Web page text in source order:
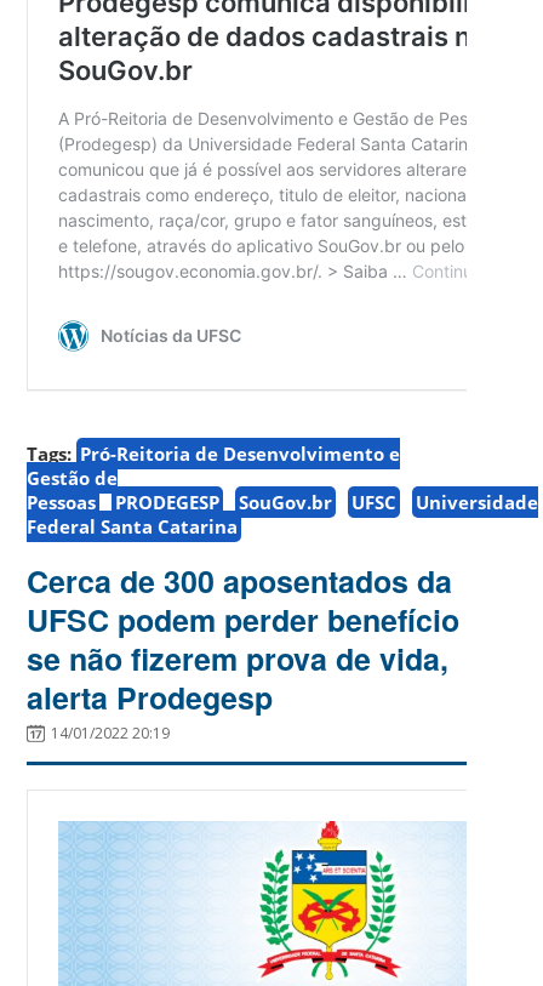
Tags: Pró-Reitoria de Desenvolvimento e
Gestão de
Pessoas
PRODEGESP SouGov.br UFSC
Universidade
Federal Santa Catarina
Cerca de 300 aposentados da
UFSC podem perder benefício
se não fizerem prova de vida,
alerta Prodegesp
14/01/2022 20:19